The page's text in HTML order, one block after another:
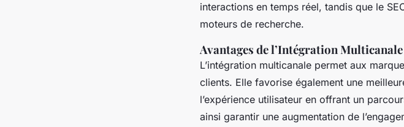
interactions en temps réel, tandis que le
moteurs de recherche.
Avantages de l’Intégration Multicanale
L’intégration multicanale permet aux
clients. Elle favorise également une
l’expérience utilisateur en offrant un
ainsi garantir une augmentation de